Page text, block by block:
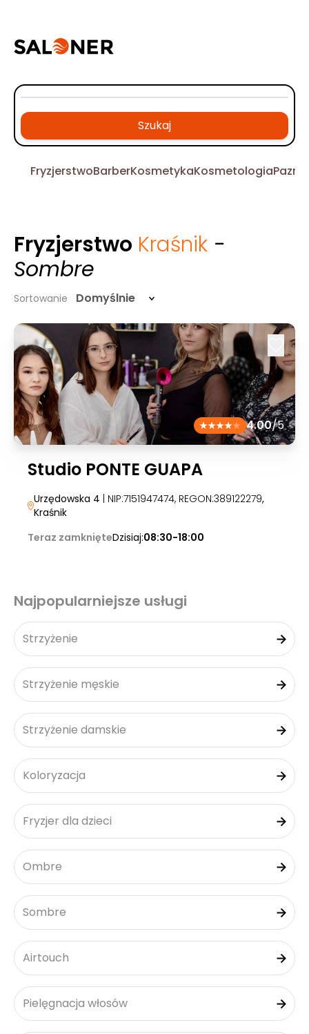
Szukaj
FryzjerstwoBarberKosmetykaKosmetologia
Fryzjerstwo Kraśnik -
Sombre
Sortowanie Domyślnie
4.00/5
Studio PONTE GUAPA
Urzędowska 4 | NIP:7151947474, REGON:389122279,
Kraśnik
Teraz zamknięteDzisiaj:08:30-18:00
Najpopularniejsze usługi
Strzyżenie
Strzyżenie męskie
Strzyżenie damskie
Koloryzacja
Fryzjer dla dzieci
Ombre
Sombre
Airtouch
Pielęgnacja włosów